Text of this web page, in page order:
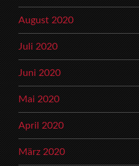
August 2020
Juli 2020
Juni 2020
Mai 2020
April 2020
März 2020